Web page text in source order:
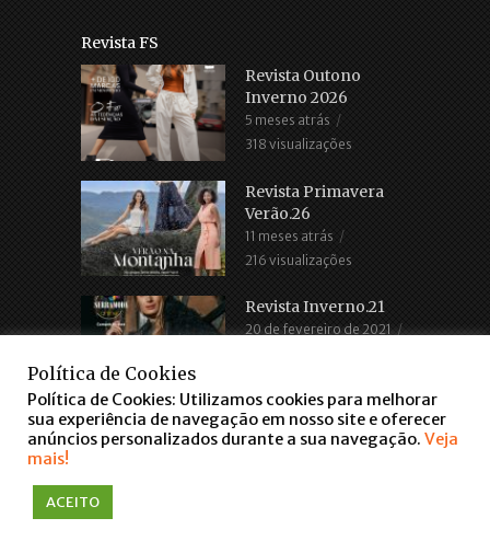
Revista FS
Revista Outono
Inverno 2026
5 meses atrás
318 visualizações
Revista Primavera
Verão.26
11 meses atrás
216 visualizações
Revista Inverno.21
20 de fevereiro de 2021
COPYRIGHT © 2016. TODOS OS DIREITOS RESERVADOS
falar via WhatsApp
Política de Cookies
Política de Cookies: Utilizamos cookies para melhorar
sua experiência de navegação em nosso site e oferecer
anúncios personalizados durante a sua navegação. Veja
mais!
ACEITO